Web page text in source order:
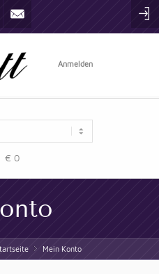
Gplus
Anmelden
€ 0
»
Mein Konto